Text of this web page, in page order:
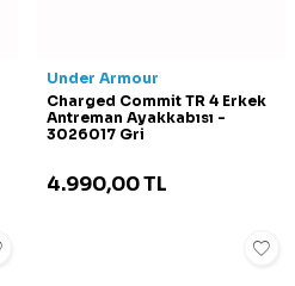
Under Armour
Charged Commit TR 4 Erkek
Antreman Ayakkabısı -
3026017 Gri
4.990,00TL